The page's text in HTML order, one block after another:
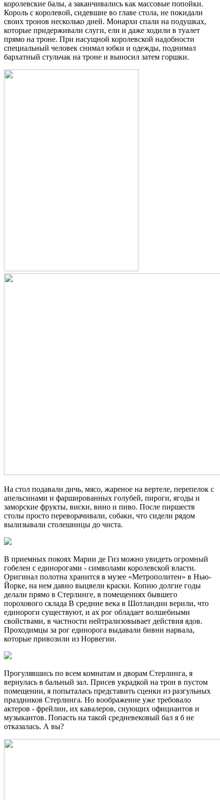
королевские балы, а заканчивались как массовые попойки.
Король с королевой, сидевшие во главе стола, не покидали
своих тронов несколько дней. Монархи спали на подушках,
которые придерживали слуги, ели и даже ходили в туалет
прямо на троне. При насущной королевской надобности
специальный человек снимал юбки и одежды, поднимал
бархатный стульчак на троне и выносил затем горшки.
На стол подавали дичь, мясо, жареное на вертеле, перепелок с
апельсинами и фаршированных голубей, пироги, ягоды и
заморские фрукты, виски, вино и пиво. После пиршеств
столы просто переворачивали, собаки, что сидели рядом
вылизывали столешницы до чиста.
В приемных покоях Марии де Гиз можно увидеть огромный
гобелен с единорогами - символами королевской власти.
Оригинал полотна хранится в музее «Метрополитен» в Нью-
Йорке, на нем давно выцвели краски. Копию долгие годы
делали прямо в Стерлинге, в помещениях бывшего
порохового склада В средние века в Шотландии верили, что
единороги существуют, и ах рог обладает волшебными
свойствами, в частности нейтрализовывает действия ядов.
Проходимцы за рог единорога выдавали бивни нарвала,
которые привозили из Норвегии.
Прогулявшись по всем комнатам и дворам Стерлинга, я
вернулась в бальный зал. Присев украдкой на трон в пустом
помещении, я попыталась представить сценки из разгульных
праздников Стерлинга. Но воображение уже требовало
актеров - фрейлин, их кавалеров, снующих официантов и
музыкантов. Попасть на такой средневековый бал я б не
отказалась. А вы?